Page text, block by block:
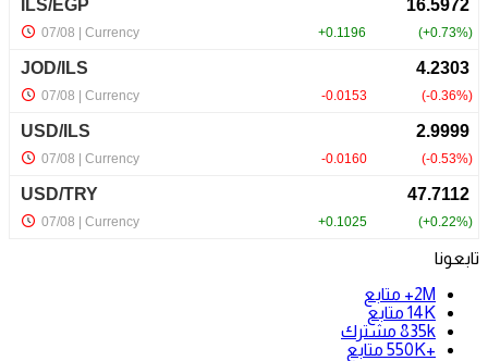
تابعونا
2M+
متابع
14K متابع
835k مشترك
+550K
متابع